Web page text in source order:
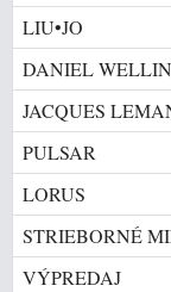
LIU•JO
DANIEL
JACQUES
PULSAR
LORUS
STRIEBORNÉ
VÝPREDAJ